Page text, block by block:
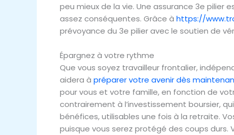
peu mieux de la vie. Une assurance 3e
assez conséquentes. Grâce à https://
prévoyance du 3e pilier avec le soutien de
Épargnez à votre rythme
Que vous soyez travailleur frontalier,
aidera à préparer votre avenir dès
pour vous et votre famille, en fonction de
contrairement à l’investissement boursier,
bénéfices, utilisables une fois à la retraite.
puisque vous serez protégé des coups